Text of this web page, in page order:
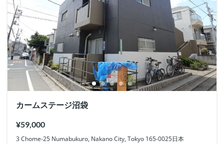
カームステージ沼袋
¥59,000
3 Chome-25 Numabukuro, Nakano City, Tokyo 165-0025日本